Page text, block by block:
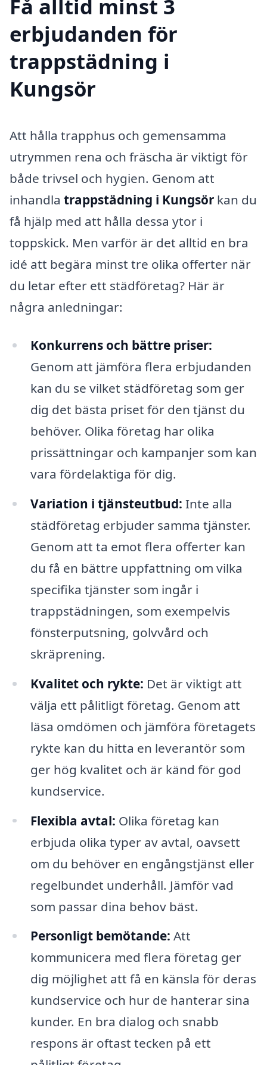
Få alltid minst 3
erbjudanden för
trappstädning i
Kungsör
Att hålla trapphus och gemensamma
utrymmen rena och fräscha är viktigt för
både trivsel och hygien. Genom att
inhandla trappstädning i Kungsör kan du
få hjälp med att hålla dessa ytor i
toppskick. Men varför är det alltid en bra
idé att begära minst tre olika offerter när
du letar efter ett städföretag? Här är
några anledningar:
Konkurrens och bättre priser:
Genom att jämföra flera erbjudanden
kan du se vilket städföretag som ger
dig det bästa priset för den tjänst du
behöver. Olika företag har olika
prissättningar och kampanjer som kan
vara fördelaktiga för dig.
Variation i tjänsteutbud: Inte alla
städföretag erbjuder samma tjänster.
Genom att ta emot flera offerter kan
du få en bättre uppfattning om vilka
specifika tjänster som ingår i
trappstädningen, som exempelvis
fönsterputsning, golvvård och
skräprening.
Kvalitet och rykte: Det är viktigt att
välja ett pålitligt företag. Genom att
läsa omdömen och jämföra företagets
rykte kan du hitta en leverantör som
ger hög kvalitet och är känd för god
kundservice.
Flexibla avtal: Olika företag kan
erbjuda olika typer av avtal, oavsett
om du behöver en engångstjänst eller
regelbundet underhåll. Jämför vad
som passar dina behov bäst.
Personligt bemötande: Att
kommunicera med flera företag ger
dig möjlighet att få en känsla för deras
kundservice och hur de hanterar sina
kunder. En bra dialog och snabb
respons är oftast tecken på ett